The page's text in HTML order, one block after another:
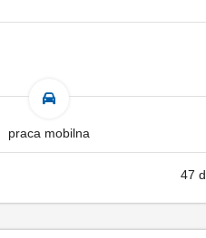
praca mobilna
47